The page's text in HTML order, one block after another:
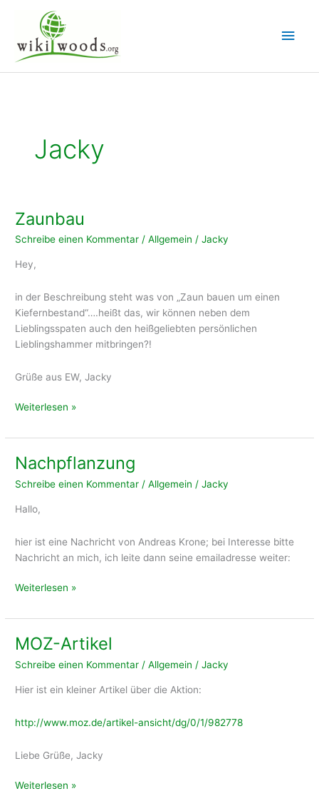
springen
Jacky
Zaunbau
Schreibe einen Kommentar /Allgemein /Jacky
Hey,
in der Beschreibung steht was von „Zaun bauen um einen
Kiefernbestand“….heißt das, wir können neben dem
Lieblingsspaten auch den heißgeliebten persönlichen
Lieblingshammer mitbringen?!
Grüße aus EW, Jacky
Zaunbau
Weiterlesen »
Nachpflanzung
Schreibe einen Kommentar /Allgemein /Jacky
Hallo,
hier ist eine Nachricht von Andreas Krone; bei Interesse bitte
Nachricht an mich, ich leite dann seine emailadresse weiter:
Nachpflanzung
Weiterlesen »
MOZ-Artikel
Schreibe einen Kommentar /Allgemein /Jacky
Hier ist ein kleiner Artikel über die Aktion:
http://www.moz.de/artikel-ansicht/dg/0/1/982778
Liebe Grüße, Jacky
MOZ-
Weiterlesen »